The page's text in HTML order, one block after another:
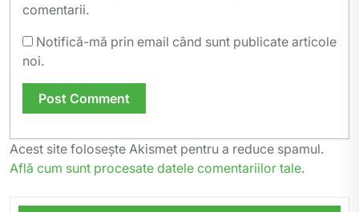
comentarii.
Notifică-mă prin email când sunt publicate articole
noi.
Acest site folosește Akismet pentru a reduce spamul.
Află cum sunt procesate datele comentariilor tale.